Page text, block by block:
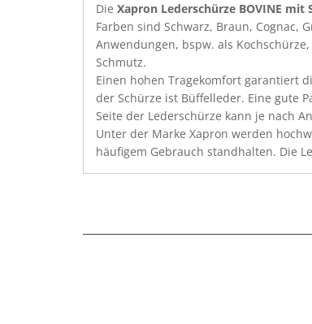
Die Xapron Lederschürze BOVINE mit
Farben sind Schwarz, Braun, Cognac,
Anwendungen, bspw. als
Schmutz.
Einen hohen Tragekomfort garantiert
der Schürze ist Büffelleder. Eine gute
Seite der Lederschürze kann je nach
Unter der Marke Xapron werden
häufigem Gebrauch standhalten. Die